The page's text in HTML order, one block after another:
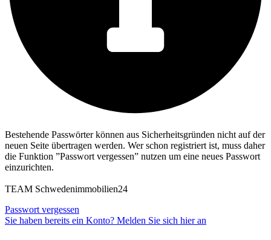
Bestehende Passwörter können aus Sicherheitsgründen nicht auf der
neuen Seite übertragen werden. Wer schon registriert ist, muss daher
die Funktion ”Passwort vergessen” nutzen um eine neues Passwort
einzurichten.
TEAM Schwedenimmobilien24
Passwort vergessen
Sie haben bereits ein Konto? Melden Sie sich hier an